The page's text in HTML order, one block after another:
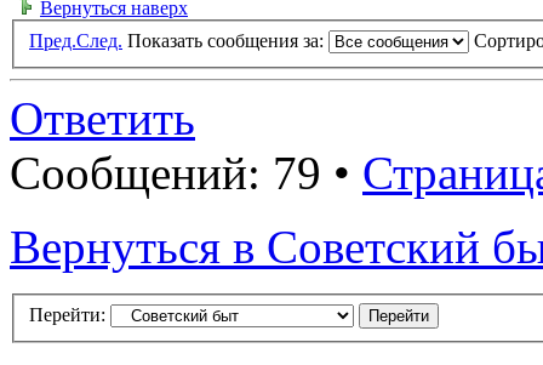
Вернуться наверх
Пред.След. Показать сообщения за:
Ответить
Сообщений: 79 •
Вернуться в Советский
Перейти: